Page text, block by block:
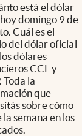
está el dólar
domingo 9 de
Cuál es el
del dólar oficial
dólares
CCL y
Toda la
que
sobre cómo
la semana en los